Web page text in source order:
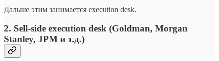
Дальше этим занимается execution desk.
2. Sell-side execution desk (Goldman, Morgan
Stanley, JPM и т.д.)